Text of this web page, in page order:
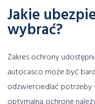
Jakie
wybrać?
Zakres ochrony
autocasco może być
odzwierciedlać potrzeby